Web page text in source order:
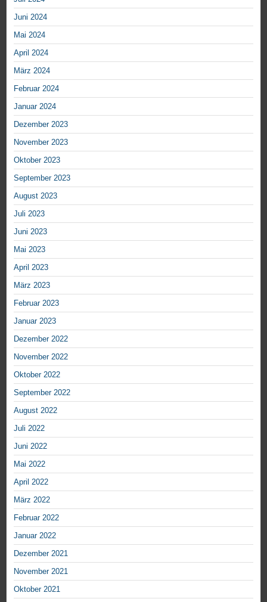
Juni 2024
Mai 2024
April 2024
März 2024
Februar 2024
Januar 2024
Dezember 2023
November 2023
Oktober 2023
September 2023
August 2023
Juli 2023
Juni 2023
Mai 2023
April 2023
März 2023
Februar 2023
Januar 2023
Dezember 2022
November 2022
Oktober 2022
September 2022
August 2022
Juli 2022
Juni 2022
Mai 2022
April 2022
März 2022
Februar 2022
Januar 2022
Dezember 2021
November 2021
Oktober 2021